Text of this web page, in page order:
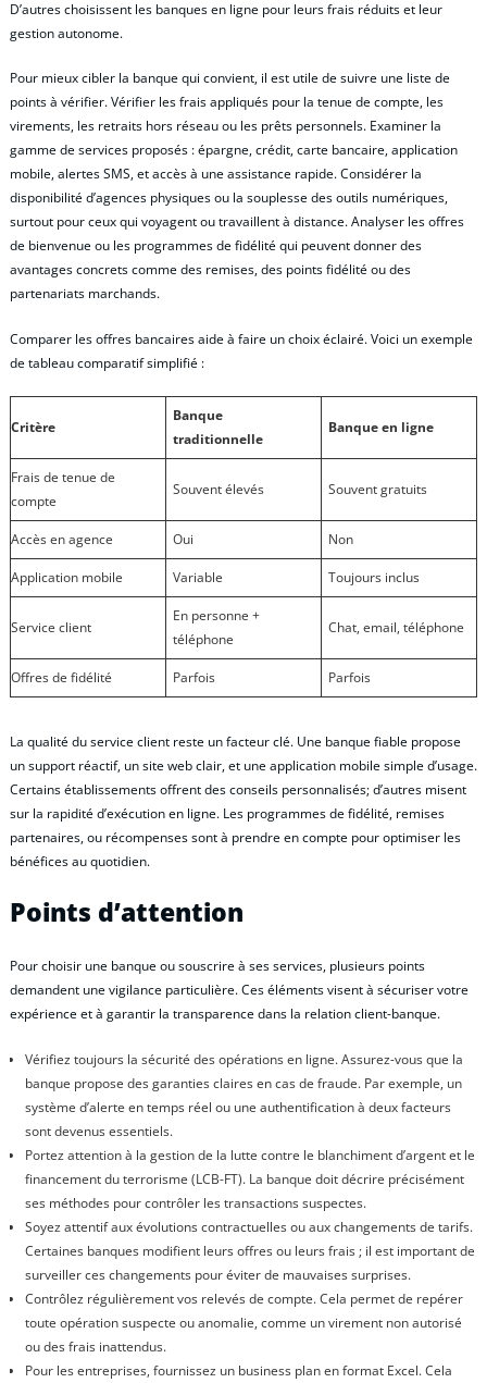
D’autres choisissent les banques en ligne pour leurs frais réduits et leur
gestion autonome.
Pour mieux cibler la banque qui convient, il est utile de suivre une liste de
points à vérifier. Vérifier les frais appliqués pour la tenue de compte, les
virements, les retraits hors réseau ou les prêts personnels. Examiner la
gamme de services proposés : épargne, crédit, carte bancaire, application
mobile, alertes SMS, et accès à une assistance rapide. Considérer la
disponibilité d’agences physiques ou la souplesse des outils numériques,
surtout pour ceux qui voyagent ou travaillent à distance. Analyser les offres
de bienvenue ou les programmes de fidélité qui peuvent donner des
avantages concrets comme des remises, des points fidélité ou des
partenariats marchands.
Comparer les offres bancaires aide à faire un choix éclairé. Voici un exemple
de tableau comparatif simplifié :
Critère
Banque
traditionnelle
Banque en ligne
Frais de tenue de
compte
Souvent élevés Souvent gratuits
Accès en agence Oui Non
Application mobile Variable Toujours inclus
Service client
En personne +
téléphone
Chat, email, téléphone
Offres de fidélité Parfois Parfois
La qualité du service client reste un facteur clé. Une banque fiable propose
un support réactif, un site web clair, et une application mobile simple d’usage.
Certains établissements offrent des conseils personnalisés; d’autres misent
sur la rapidité d’exécution en ligne. Les programmes de fidélité, remises
partenaires, ou récompenses sont à prendre en compte pour optimiser les
bénéfices au quotidien.
Points d’attention
Pour choisir une banque ou souscrire à ses services, plusieurs points
demandent une vigilance particulière. Ces éléments visent à sécuriser votre
expérience et à garantir la transparence dans la relation client-banque.
Vérifiez toujours la sécurité des opérations en ligne. Assurez-vous que la
banque propose des garanties claires en cas de fraude. Par exemple, un
système d’alerte en temps réel ou une authentification à deux facteurs
sont devenus essentiels.
Portez attention à la gestion de la lutte contre le blanchiment d’argent et le
financement du terrorisme (LCB-FT). La banque doit décrire précisément
ses méthodes pour contrôler les transactions suspectes.
Soyez attentif aux évolutions contractuelles ou aux changements de tarifs.
Certaines banques modifient leurs offres ou leurs frais ; il est important de
surveiller ces changements pour éviter de mauvaises surprises.
Contrôlez régulièrement vos relevés de compte. Cela permet de repérer
toute opération suspecte ou anomalie, comme un virement non autorisé
ou des frais inattendus.
Pour les entreprises, fournissez un business plan en format Excel. Cela